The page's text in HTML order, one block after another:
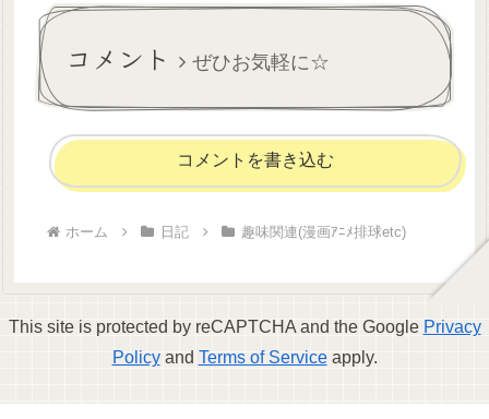
プさん)早速うちのリカちゃん
たちに着てもらいました✨...
後、スタッズ風にホットフィ
コメント ぜひお気軽に☆
コメントを書き込む
ホーム 日記 趣味関連(漫画ｱﾆﾒ排球etc)
This site is protected by reCAPTCHA and the Google Privacy
Policyand Terms of Serviceapply.